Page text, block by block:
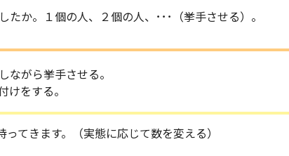
たか。１個の人、２個の人、･･･（挙手させる）。
ながら挙手させる。
けをする。
ってきます。（実態に応じて数を変える）